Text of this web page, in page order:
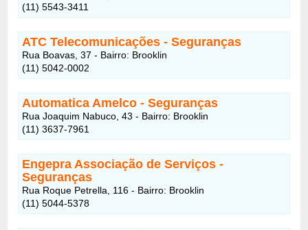
(11) 5543-3411
ATC Telecomunicações - Seguranças
Rua Boavas, 37 - Bairro: Brooklin
(11) 5042-0002
Automatica Amelco - Seguranças
Rua Joaquim Nabuco, 43 - Bairro: Brooklin
(11) 3637-7961
Engepra Associação de Serviços -
Seguranças
Rua Roque Petrella, 116 - Bairro: Brooklin
(11) 5044-5378